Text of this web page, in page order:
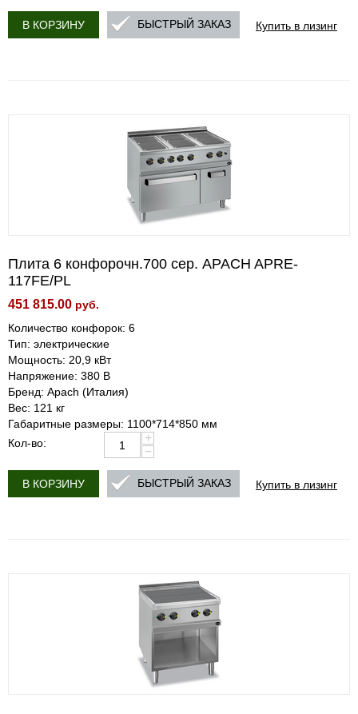
В КОРЗИНУ Купить в лизинг
БЫСТРЫЙ ЗАКАЗ
Плита 6 конфорочн.700 сер. APACH APRE-
117FE/PL
451 815.00 руб.
Количество конфорок: 6
Тип: электрические
Мощность: 20,9 кВт
Напряжение: 380 В
Бренд: Apach (Италия)
Вес: 121 кг
Габаритные размеры: 1100*714*850 мм
Кол-во:
+
−
В КОРЗИНУ Купить в лизинг
БЫСТРЫЙ ЗАКАЗ